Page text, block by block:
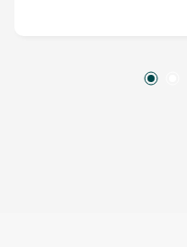
superior: * 2 suítes *